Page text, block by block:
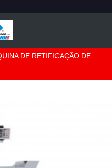
DE RETIFICAÇÃO DE